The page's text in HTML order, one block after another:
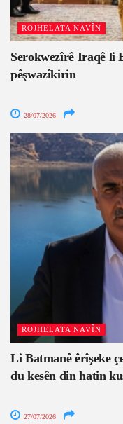
ROJHELATA NAVÎN
Serokwezîrê Iraqê li
pêşwazîkirin
28/07/2026
ROJHELATA NAVÎN
Li Batmanê êrîşeke
du kesên din hatin
27/07/2026